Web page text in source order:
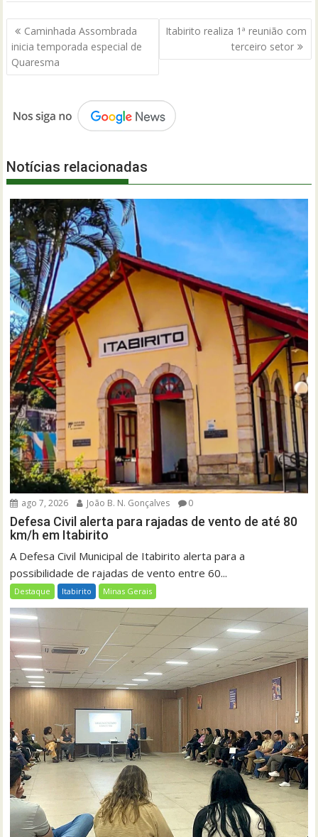
Navegação
de
Post
Caminhada Assombrada
inicia temporada especial de
Quaresma
Itabirito realiza 1ª reunião com
terceiro setor
Notícias relacionadas
ago 7, 2026 João B. N. Gonçalves 0
Defesa Civil alerta para rajadas de vento de até 80
km/h em Itabirito
A Defesa Civil Municipal de Itabirito alerta para a
possibilidade de rajadas de vento entre 60...
Destaque Itabirito Minas Gerais